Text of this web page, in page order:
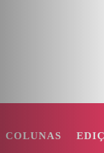
COLUNAS